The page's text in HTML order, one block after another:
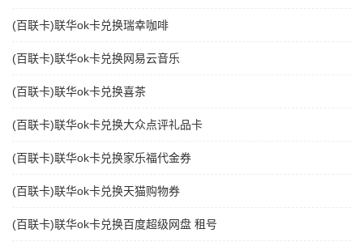
(百联卡)联华ok卡兑换瑞幸咖啡
(百联卡)联华ok卡兑换网易云音乐
(百联卡)联华ok卡兑换喜茶
(百联卡)联华ok卡兑换大众点评礼品卡
(百联卡)联华ok卡兑换家乐福代金券
(百联卡)联华ok卡兑换天猫购物券
(百联卡)联华ok卡兑换百度超级网盘 租号